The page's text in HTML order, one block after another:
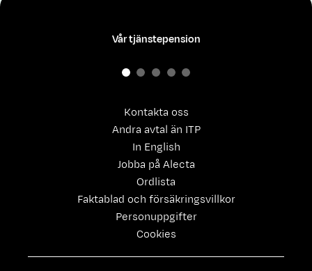
Kontakta oss
Andra avtal än ITP
In English
Jobba på Alecta
Ordlista
Faktablad och försäkringsvillkor
Personuppgifter
Cookies
Vår tjänstepension